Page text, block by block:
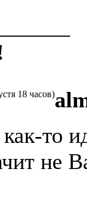
18 часов)
то
не